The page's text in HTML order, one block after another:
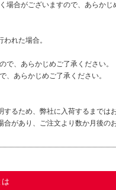
場合がございますので、あらかじ
れた場合。
、あらかじめご了承ください。
あらかじめご了承ください。
るため、弊社に入荷するまでは
があり、ご注文より数か月後の